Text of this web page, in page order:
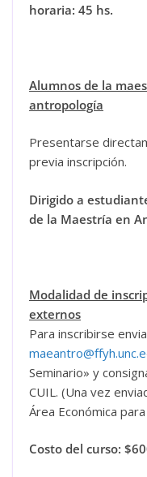
horaria: 45 hs.
Alumnos de la
antropología
Presentarse
previa inscripción.
Dirigido a
de la Maestría en
Modalidad de
externos
Para inscribirse
Seminario» y
CUIL. (Una vez
Área Económica
Costo del curso: